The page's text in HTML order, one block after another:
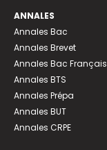
ANNALES
Annales Bac
Annales Brevet
Annales Bac Français
Annales BTS
Annales Prépa
Annales BUT
Annales CRPE